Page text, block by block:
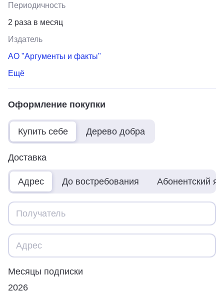
Периодичность
2 раза в месяц
Издатель
АО "Аргументы и факты"
Ещё
Оформление покупки
Купить себе Дерево добра
Доставка
Адрес До востребования Абонентский
Месяцы подписки
2026